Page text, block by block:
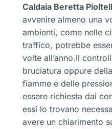
Caldaia Beretta
avvenire almeno una
ambienti, come nelle
traffico, potrebbe
volte all’anno.Il
bruciatura oppure
fiamme e delle
essere richiesta dai
essi lo trovano
avere un chiarimento